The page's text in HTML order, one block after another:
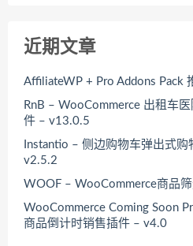
近期文章
AffiliateWP + Pro Addons Pack
RnB – WooCommerce 出租车
件 – v13.0.5
Instantio – 侧边购物车弹出式
v2.5.2
WOOF – WooCommerce商品
WooCommerce Coming Soon
商品倒计时销售插件 – v4.0